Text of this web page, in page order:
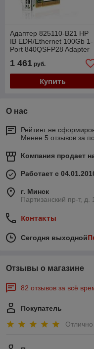
Адаптер 825110-B21 HP
IB EDR/Ethernet 100Gb 1-
Port 840QSFP28 Adapter
1 461 руб.
Купить
О нас
Рейтинг не
Менее 5 отзывов за
Компания продает
Работает с
г. Минск
Партизанский пр-т,
Контакты
Сегодня выходной
Отзывы о магазине
82 отзывов за всё
Покупатель
Отлично